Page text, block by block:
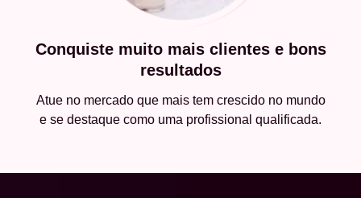
Conquiste muito mais clientes e bons
resultados
Atue no mercado que mais tem crescido no mundo
e se destaque como uma profissional qualificada.